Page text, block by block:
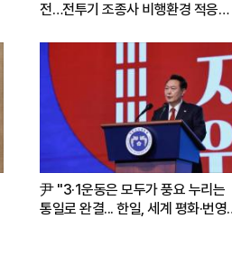
전…전투기 조종사 비행환경 적응훈
尹 "3·1운동은 모두가 풍요 누리는
통일로 완결... 한일, 세계 평화·번영